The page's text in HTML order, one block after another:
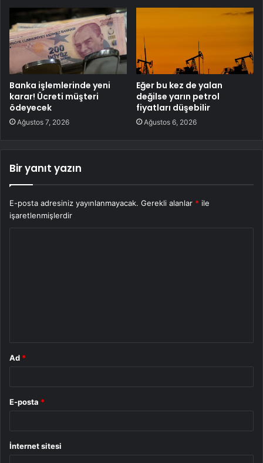
Banka işlemlerinde yeni
karar! Ücreti müşteri
ödeyecek
Ağustos 7, 2026
Eğer bu kez de yalan
değilse yarın petrol
fiyatları düşebilir
Ağustos 6, 2026
Bir yanıt yazın
E-posta adresiniz yayınlanmayacak. Gerekli alanlar * ile
işaretlenmişlerdir
Ad *
E-posta *
İnternet sitesi